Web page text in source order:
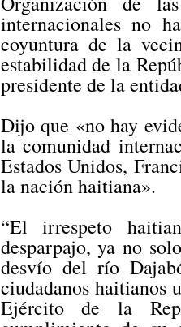
internacionales no
coyuntura de la
estabilidad de la
presidente de la
Dijo que «no hay
la comunidad
Estados Unidos,
la nación haitiana».
“El irrespeto
desparpajo, ya no
desvío del río
ciudadanos haitianos
Ejército de la